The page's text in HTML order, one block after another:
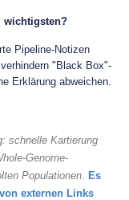
wichtigsten?
Pipeline-Notizen
"Black Box"-
Erklärung abweichen.
schnelle Kartierung
Genome-
Populationen. Es
externen Links